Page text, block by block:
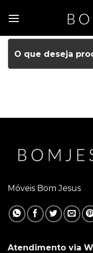
Móveis Bom Jesus
Atendimento via